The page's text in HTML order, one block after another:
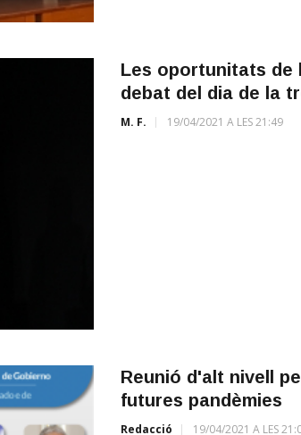
Les oportunitats de
debat del dia de la
M. F. 19/04/2021 A LES 21:49
Reunió d'alt nivell
futures pandèmies
Redacció 19/04/2021 A LES